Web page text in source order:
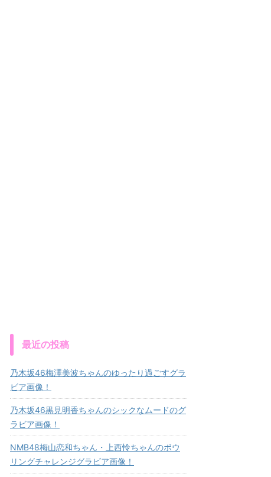
最近の投稿
乃木坂46梅澤美波ちゃんのゆったり過ごすグラ
ビア画像！
乃木坂46黒見明香ちゃんのシックなムードのグ
ラビア画像！
NMB48梅山恋和ちゃん・上西怜ちゃんのボウ
リングチャレンジグラビア画像！